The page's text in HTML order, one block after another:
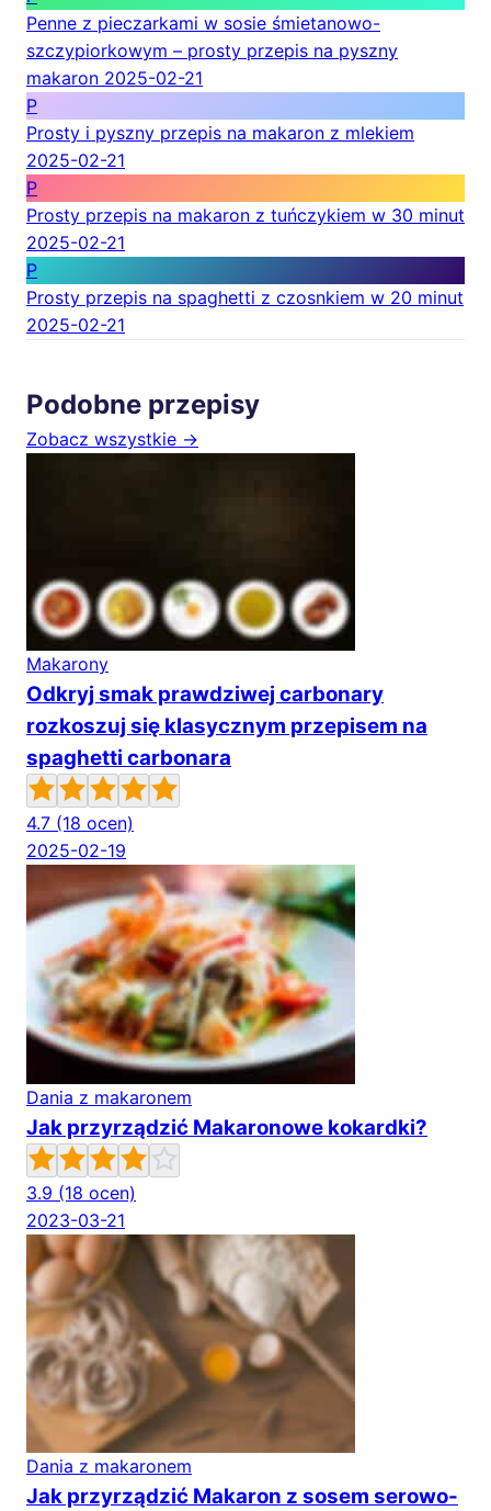
Penne z pieczarkami w sosie śmietanowo-
szczypiorkowym – prosty przepis na pyszny
makaron 2025-02-21
P
Prosty i pyszny przepis na makaron z mlekiem
2025-02-21
P
Prosty przepis na makaron z tuńczykiem w 30 minut
2025-02-21
P
Prosty przepis na spaghetti z czosnkiem w 20 minut
2025-02-21
Podobne przepisy
Zobacz wszystkie →
Makarony
Odkryj smak prawdziwej carbonary
rozkoszuj się klasycznym przepisem na
spaghetti carbonara
4.7 (18 ocen)
2025-02-19
Dania z makaronem
Jak przyrządzić Makaronowe kokardki?
3.9 (18 ocen)
2023-03-21
Dania z makaronem
Jak przyrządzić Makaron z sosem serowo-